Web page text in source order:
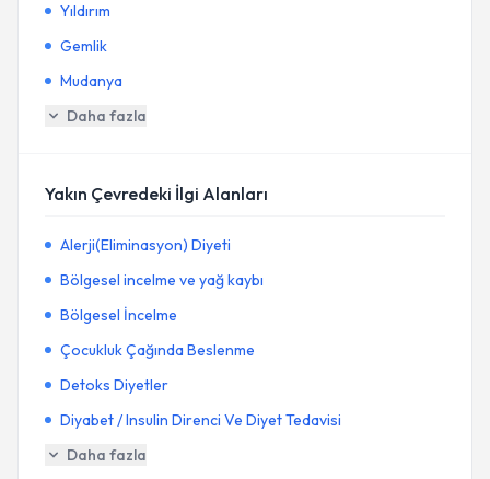
Yıldırım
Gemlik
Mudanya
Daha fazla
Yakın Çevredeki İlgi Alanları
Alerji(Eliminasyon) Diyeti
Bölgesel incelme ve yağ kaybı
Bölgesel İncelme
Çocukluk Çağında Beslenme
Detoks Diyetler
Diyabet / Insulin Direnci Ve Diyet Tedavisi
Daha fazla